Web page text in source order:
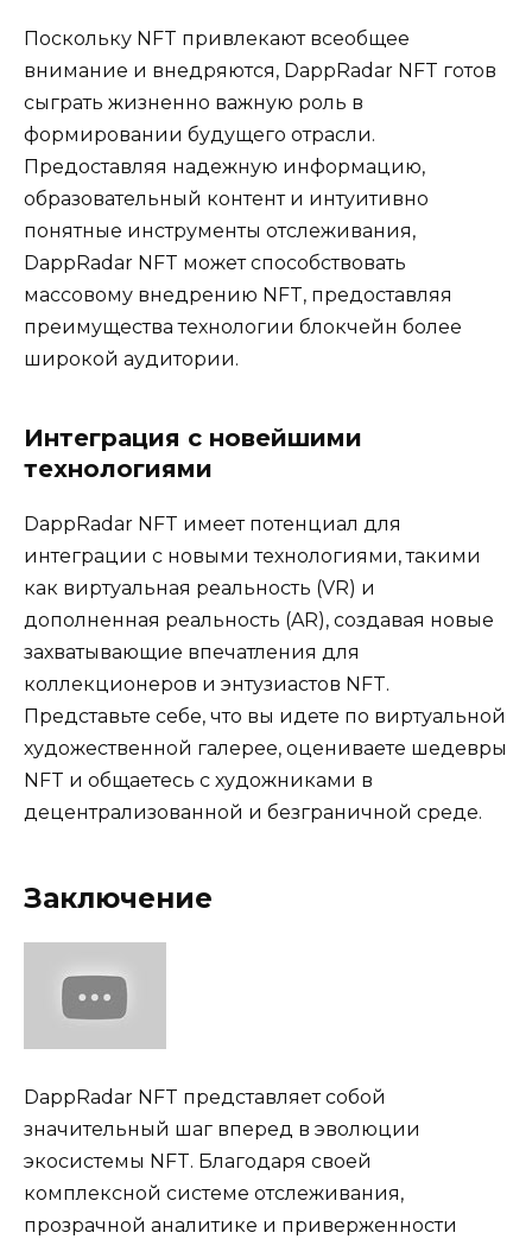
Поскольку NFT привлекают всеобщее
внимание и внедряются, DappRadar NFT готов
сыграть жизненно важную роль в
формировании будущего отрасли.
Предоставляя надежную информацию,
образовательный контент и интуитивно
понятные инструменты отслеживания,
DappRadar NFT может способствовать
массовому внедрению NFT, предоставляя
преимущества технологии блокчейн более
широкой аудитории.
Интеграция с новейшими
технологиями
DappRadar NFT имеет потенциал для
интеграции с новыми технологиями, такими
как виртуальная реальность (VR) и
дополненная реальность (AR), создавая новые
захватывающие впечатления для
коллекционеров и энтузиастов NFT.
Представьте себе, что вы идете по виртуальной
художественной галерее, оцениваете шедевры
NFT и общаетесь с художниками в
децентрализованной и безграничной среде.
Заключение
DappRadar NFT представляет собой
значительный шаг вперед в эволюции
экосистемы NFT. Благодаря своей
комплексной системе отслеживания,
прозрачной аналитике и приверженности